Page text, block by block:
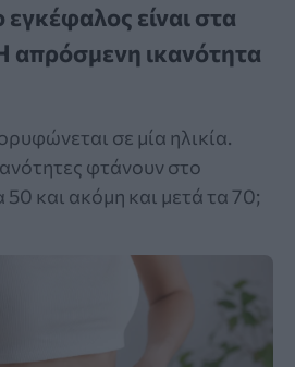
εγκέφαλος είναι στα
απρόσμενη ικανότητα
σε μία ηλικία.
φτάνουν στο
50 και ακόμη και μετά τα 70;